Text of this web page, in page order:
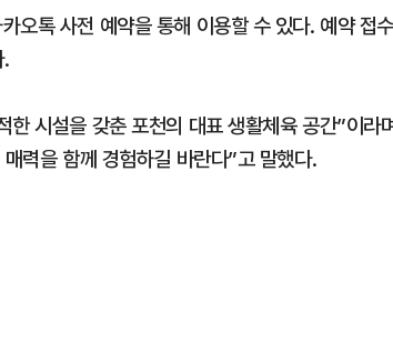
오톡 사전 예약을 통해 이용할 수 있다. 예약 접
.
시설을 갖춘 포천의 대표 생활체육 공간”이라
력을 함께 경험하길 바란다”고 말했다.